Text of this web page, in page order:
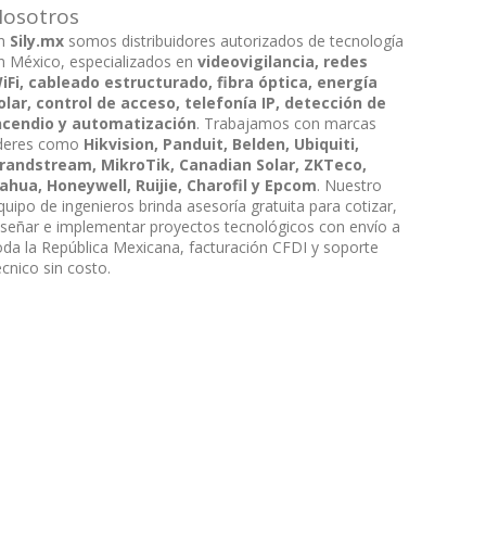
Sily.mx somos distribuidores autorizados de tecnología
México, especializados envideovigilancia, redes
cableado estructurado, fibra óptica, energía
control de acceso, telefonía IP, detección de
y automatización. Trabajamos con marcas
como Hikvision, Panduit, Belden, Ubiquiti,
MikroTik, Canadian Solar, ZKTeco,
Honeywell, Ruijie, Charofil y Epcom. Nuestro
de ingenieros brinda asesoría gratuita para cotizar,
e implementar proyectos tecnológicos con envío a
la República Mexicana, facturación CFDI y soporte
sin costo.